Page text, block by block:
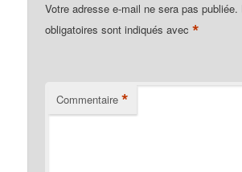
Votre adresse e-mail ne sera pas publiée.
obligatoires sont indiqués avec*
Commentaire *